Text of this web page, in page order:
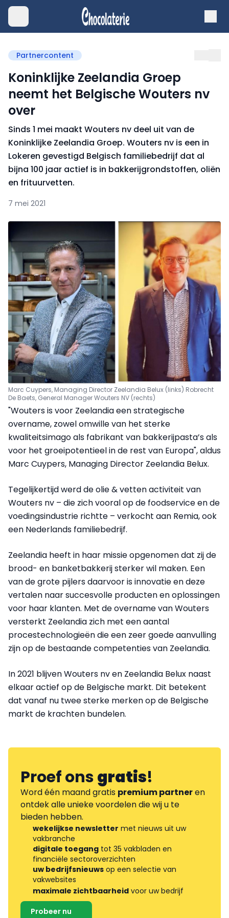
Partnercontent
Koninklijke Zeelandia Groep
neemt het Belgische Wouters nv
over
Sinds 1 mei maakt Wouters nv deel uit van de
Koninklijke Zeelandia Groep. Wouters nv is een in
Lokeren gevestigd Belgisch familiebedrijf dat al
bijna 100 jaar actief is in bakkerijgrondstoffen, oliën
en frituurvetten.
7 mei 2021
Marc Cuypers, Managing Director Zeelandia Belux (links) Robrecht
De Baets, General Manager Wouters NV (rechts)
"Wouters is voor Zeelandia een strategische
overname, zowel omwille van het sterke
kwaliteitsimago als fabrikant van bakkerijpasta’s als
voor het groeipotentieel in de rest van Europa", aldus
Marc Cuypers, Managing Director Zeelandia Belux.
Tegelijkertijd werd de olie & vetten activiteit van
Wouters nv – die zich vooral op de foodservice en de
voedingsindustrie richtte – verkocht aan Remia, ook
een Nederlands familiebedrijf.
Zeelandia heeft in haar missie opgenomen dat zij de
brood- en banketbakkerij sterker wil maken. Een
van de grote pijlers daarvoor is innovatie en deze
vertalen naar succesvolle producten en oplossingen
voor haar klanten. Met de overname van Wouters
versterkt Zeelandia zich met een aantal
procestechnologieën die een zeer goede aanvulling
zijn op de bestaande competenties van Zeelandia.
In 2021 blijven Wouters nv en Zeelandia Belux naast
elkaar actief op de Belgische markt. Dit betekent
dat vanaf nu twee sterke merken op de Belgische
markt de krachten bundelen.
Proef onsgratis!
Word één maand gratis premium partneren
ontdek alle unieke voordelen die wij u te
bieden hebben.
wekelijkse newsletter met nieuws uit uw
vakbranche
digitale toegang tot 35 vakbladen en
financiële sectoroverzichten
uw bedrijfsnieuws op een selectie van
vakwebsites
maximale zichtbaarheid voor uw bedrijf
Probeer nu